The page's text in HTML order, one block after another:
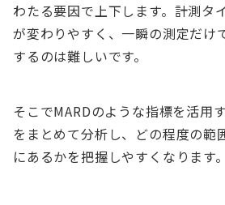
わたる要因で上下します。計測タ
が変わりやすく、一瞬の測定だけ
するのは難しいです。
そこでMARDのような指標を活用
をまとめて分析し、どの程度の範
にあるかを把握しやすくなります。